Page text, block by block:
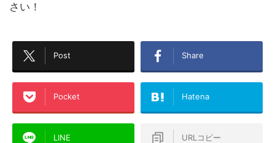
さい！
Post Share
Pocket Hatena
LINE URLコピー